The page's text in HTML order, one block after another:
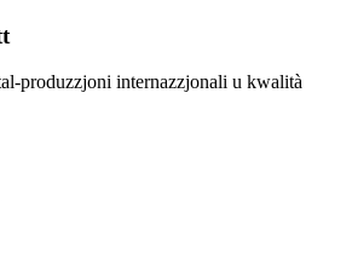
produzzjoni internazzjonali u kwalità